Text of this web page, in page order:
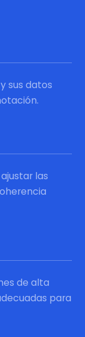
sus datos
las
de alta
para